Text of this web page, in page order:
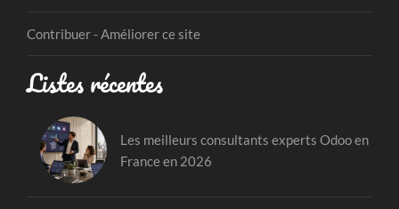
Contribuer - Améliorer ce site
Listes récentes
Les meilleurs consultants experts Odoo en
France en 2026